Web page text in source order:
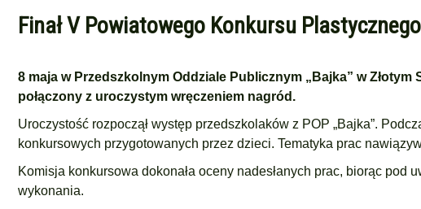
Finał V Powiatowego Konkursu
8 maja w Przedszkolnym Oddziale Publicznym „Bajka” w
połączony z uroczystym wręczeniem nagród.
Uroczystość rozpoczął występ przedszkolaków z POP „Bajka”.
konkursowych przygotowanych przez dzieci. Tematyka prac
Komisja konkursowa dokonała oceny nadesłanych prac, biorąc pod
wykonania.